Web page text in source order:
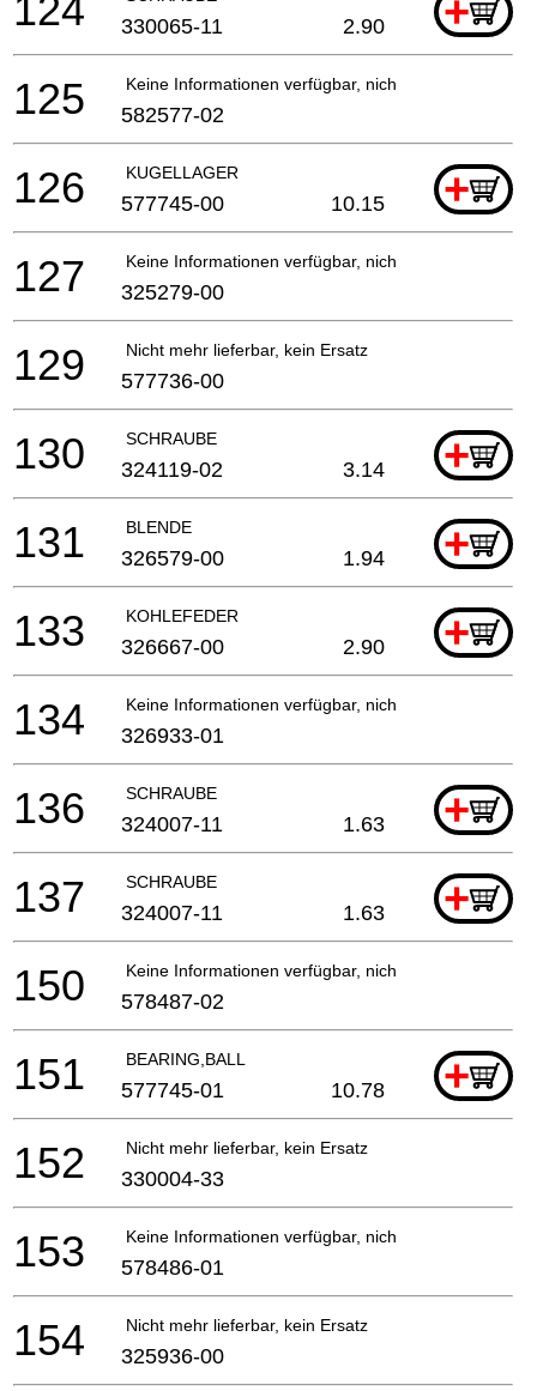
+
330065-11 2.90
Keine Informationen verfügbar, nicht bestellbar
125 582577-02
KUGELLAGER +
126 577745-00 10.15
Keine Informationen verfügbar, nicht bestellbar
127 325279-00
Nicht mehr lieferbar, kein Ersatz
129 577736-00
SCHRAUBE +
130 324119-02 3.14
BLENDE +
131 326579-00 1.94
KOHLEFEDER +
133 326667-00 2.90
Keine Informationen verfügbar, nicht bestellbar
134 326933-01
SCHRAUBE +
136 324007-11 1.63
SCHRAUBE +
137 324007-11 1.63
Keine Informationen verfügbar, nicht bestellbar
150 578487-02
BEARING,BALL +
151 577745-01 10.78
Nicht mehr lieferbar, kein Ersatz
152 330004-33
Keine Informationen verfügbar, nicht bestellbar
153 578486-01
Nicht mehr lieferbar, kein Ersatz
154 325936-00